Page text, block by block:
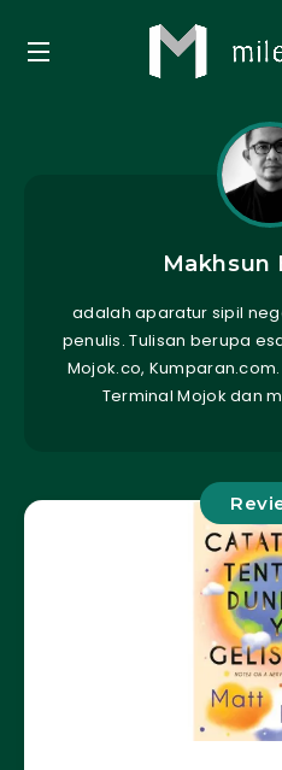
Makhsun
adalah aparatur sipil
penulis. Tulisan berupa
Mojok.co,
Terminal Mojok dan